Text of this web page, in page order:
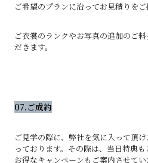
ご希望のプランに沿ってお見積りをご
ご衣裳のランクやお写真の追加のご
だきます。
07.ご成約
ご見学の際に、弊社を気に入って頂
っております。その際は、当日特典
お得なキャンペーンもご案内させてい